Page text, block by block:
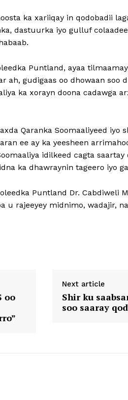
ka xariiqay in qodobadii
dastuurka iyo gulluf
Puntland, ayaa
ah, gudigaas oo dhowaan soo
ka xorayn doona cadawga
Qaranka Soomaaliyeed iyo
ee ay ka yeesheen
idilkeed cagta
ka dhawraynin tageero iyo
Puntland Dr. Cabdiweli
u rajeeyey midnimo, wadajir,
oo
Next article
Shir ku
soo saaray